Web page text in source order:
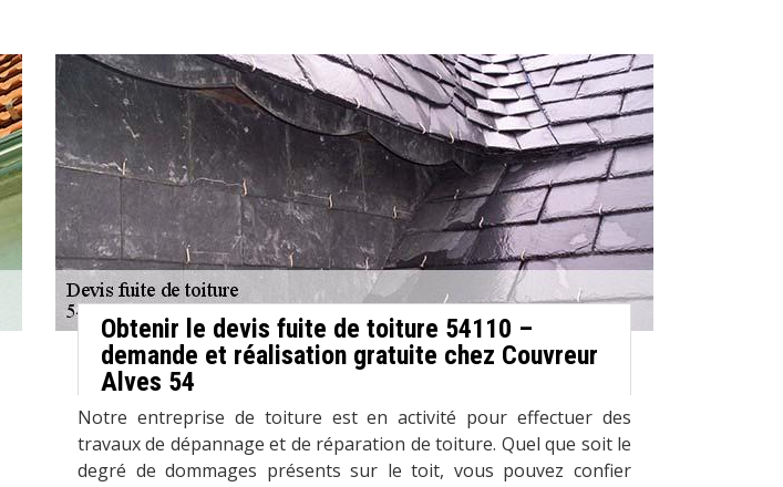
Obtenir le devis fuite de toiture 54110 –
demande et réalisation gratuite chez Couvreur
Alves 54
Notre entreprise de toiture est en activité pour effectuer des
travaux de dépannage et de réparation de toiture. Quel que soit le
degré de dommages présents sur le toit, vous pouvez confier